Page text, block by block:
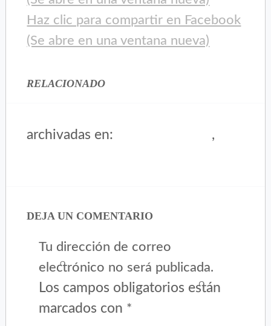
Haz clic para compartir en Facebook
(Se abre en una ventana nueva)
RELACIONADO
archivadas en: ,
DEJA UN COMENTARIO
Tu dirección de correo
electrónico no será publicada.
Los campos obligatorios están
marcados con *